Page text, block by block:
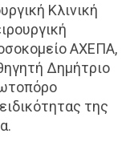
Κλινική
ΑΧΕΠΑ,
Δημήτριο
της